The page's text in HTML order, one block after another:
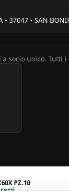
- 37047 - SAN
a socio unico. Tutti
PZ.10